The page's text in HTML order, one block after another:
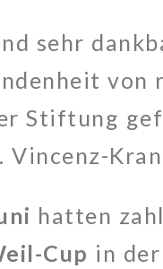
sehr
von
Stiftung
Vincenz-
hatten
Cup in